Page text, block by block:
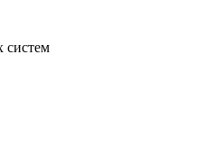
систем